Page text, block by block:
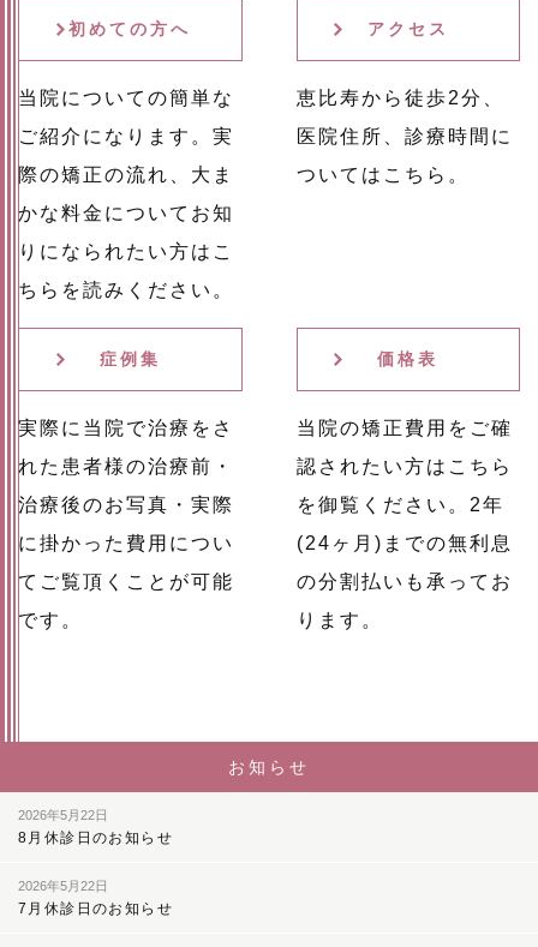
初めての方へ
当院についての簡単な
ご紹介になります。実
際の矯正の流れ、大ま
かな料金についてお知
りになられたい方はこ
ちらを読みください。
アクセス
恵比寿から徒歩2分、
医院住所、診療時間に
ついてはこちら。
症例集
実際に当院で治療をさ
れた患者様の治療前・
治療後のお写真・実際
に掛かった費用につい
てご覧頂くことが可能
です。
価格表
当院の矯正費用をご確
認されたい方はこちら
を御覧ください。2年
(24ヶ月)までの無利息
の分割払いも承ってお
ります。
お知らせ
2026年5月22日
8月休診日のお知らせ
2026年5月22日
7月休診日のお知らせ